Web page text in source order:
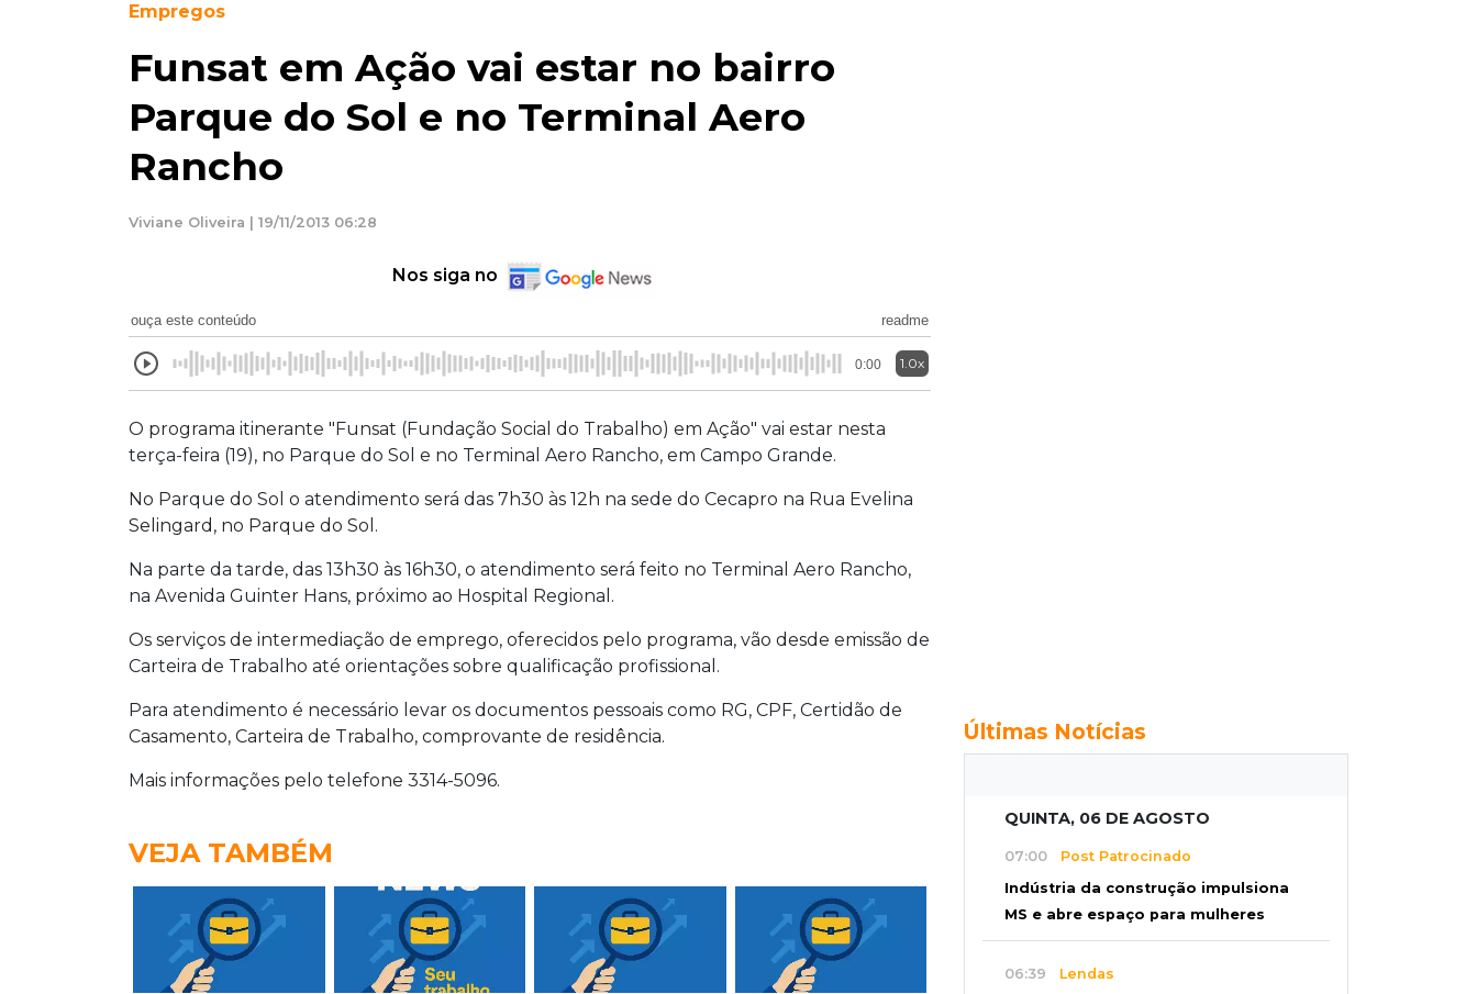
Empregos
Funsat em Ação vai estar no bairro
Parque do Sol e no Terminal Aero
Rancho
Viviane Oliveira | 19/11/2013 06:28
Nos siga no
ouça este conteúdo readme
0:00 1.0x
O programa itinerante "Funsat (Fundação Social do Trabalho) em Ação" vai estar nesta
terça-feira (19), no Parque do Sol e no Terminal Aero Rancho, em Campo Grande.
No Parque do Sol o atendimento será das 7h30 às 12h na sede do Cecapro na Rua Evelina
Selingard, no Parque do Sol.
Na parte da tarde, das 13h30 às 16h30, o atendimento será feito no Terminal Aero Rancho,
na Avenida Guinter Hans, próximo ao Hospital Regional.
Os serviços de intermediação de emprego, oferecidos pelo programa, vão desde emissão de
Carteira de Trabalho até orientações sobre qualificação profissional.
Para atendimento é necessário levar os documentos pessoais como RG, CPF, Certidão de
Casamento, Carteira de Trabalho, comprovante de residência.
Mais informações pelo telefone 3314-5096.
VEJA TAMBÉM
Últimas Notícias
QUINTA, 06 DE AGOSTO
07:00 Post Patrocinado
Indústria da construção impulsiona
MS e abre espaço para mulheres
06:39 Lendas